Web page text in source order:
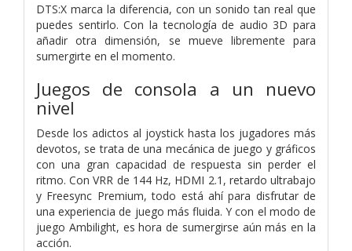
DTS:X marca la diferencia, con un sonido tan real que
puedes sentirlo. Con la tecnología de audio 3D para
añadir otra dimensión, se mueve libremente para
sumergirte en el momento.
Juegos de consola a un nuevo
nivel
Desde los adictos al joystick hasta los jugadores más
devotos, se trata de una mecánica de juego y gráficos
con una gran capacidad de respuesta sin perder el
ritmo. Con VRR de 144 Hz, HDMI 2.1, retardo ultrabajo
y Freesync Premium, todo está ahí para disfrutar de
una experiencia de juego más fluida. Y con el modo de
juego Ambilight, es hora de sumergirse aún más en la
acción.